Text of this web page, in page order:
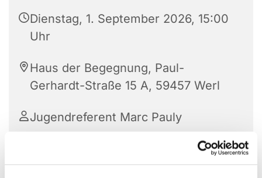
Dienstag, 1. September 2026, 15:00
Uhr
Haus der Begegnung, Paul-
Gerhardt-Straße 15 A, 59457 Werl
Jugendreferent Marc Pauly